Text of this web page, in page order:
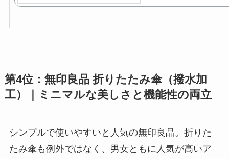
第4位：無印良品 折りたたみ傘（撥水加
工）｜ミニマルな美しさと機能性の両立
シンプルで使いやすいと人気の無印良品。折りた
たみ傘も例外ではなく、男女ともに人気が高いア